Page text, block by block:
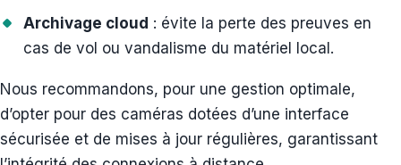
Archivage cloud : évite la perte des preuves en
cas de vol ou vandalisme du matériel local.
Nous recommandons, pour une gestion optimale,
d’opter pour des caméras dotées d’une interface
sécurisée et de mises à jour régulières, garantissant